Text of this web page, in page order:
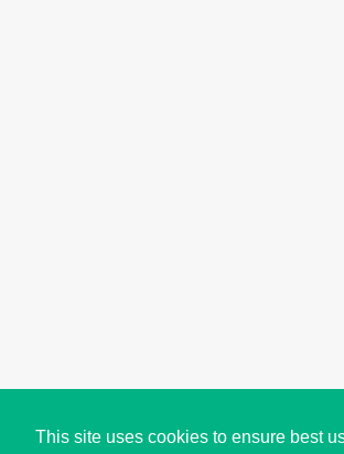
This site uses cookies to ensure best